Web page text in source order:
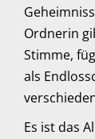
Ordnerin
Stimme,
als
Es ist das